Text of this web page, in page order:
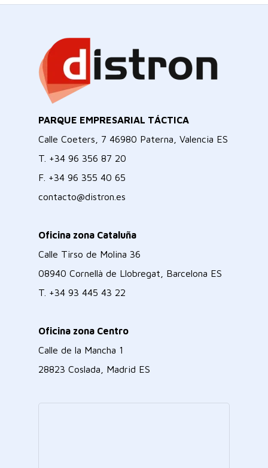
PARQUE EMPRESARIAL TÁCTICA
Calle Coeters, 7 46980 Paterna, Valencia ES
T. +34 96 356 87 20
F. +34 96 355 40 65
contacto@distron.es
Oficina zona Cataluña
Calle Tirso de Molina 36
08940 Cornellà de Llobregat, Barcelona ES
T. +34 93 445 43 22
Oficina zona Centro
Calle de la Mancha 1
28823 Coslada, Madrid ES